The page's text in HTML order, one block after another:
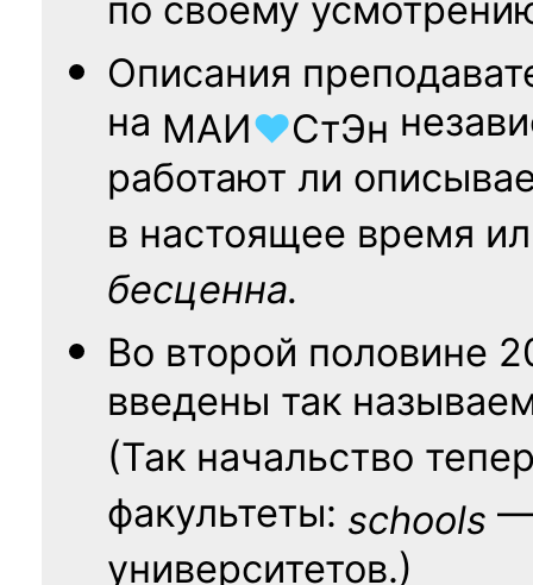
по своему
Описания
на МАИ♥СтЭн
работают ли
в настоящее время
бесценна.
Во второй половине
введены так
(Так начальство
факультеты: schools —
университетов.)